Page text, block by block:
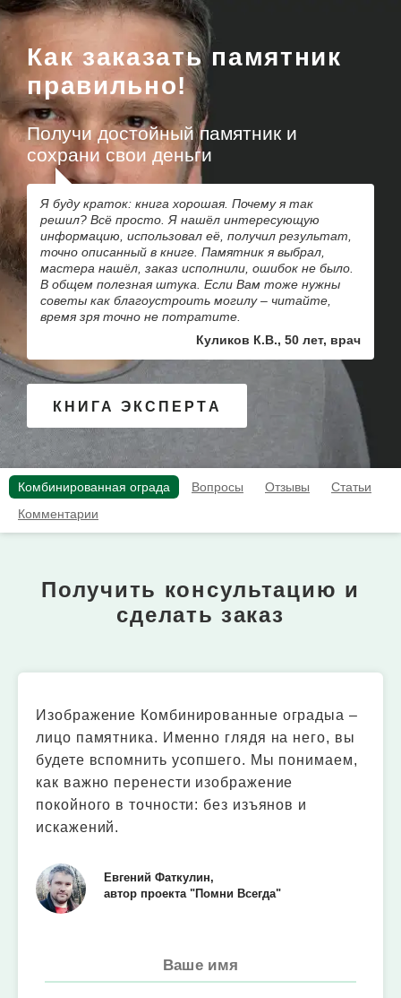
Как заказать памятник
правильно!
Получи достойный памятник и
сохрани свои деньги
Я буду краток: книга хорошая. Почему я так
решил? Всё просто. Я нашёл интересующую
информацию, использовал её, получил результат,
точно описанный в книге. Памятник я выбрал,
мастера нашёл, заказ исполнили, ошибок не было.
В общем полезная штука. Если Вам тоже нужны
советы как благоустроить могилу – читайте,
время зря точно не потратите.
Куликов К.В., 50 лет, врач
КНИГА ЭКСПЕРТА
Комбинированная ограда Вопросы Отзывы
Статьи
Комментарии
Получить консультацию и
сделать заказ
Изображение Комбинированные оградыа –
лицо памятника. Именно глядя на него, вы
будете вспомнить усопшего. Мы понимаем,
как важно перенести изображение
покойного в точности: без изъянов и
искажений.
Евгений Фаткулин,
автор проекта "Помни Всегда"